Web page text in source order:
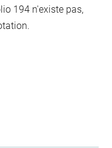
194 n'existe pas,